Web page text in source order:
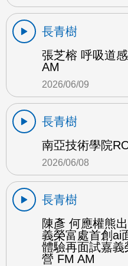
長青樹
張芝榕 呼吸道
AM
2026/06/09
長青樹
南亞技術學院
2026/06/08
長青樹
陳彥 何應權熊
義榮富處首創ai
體驗再面試嘉
營 FM AM